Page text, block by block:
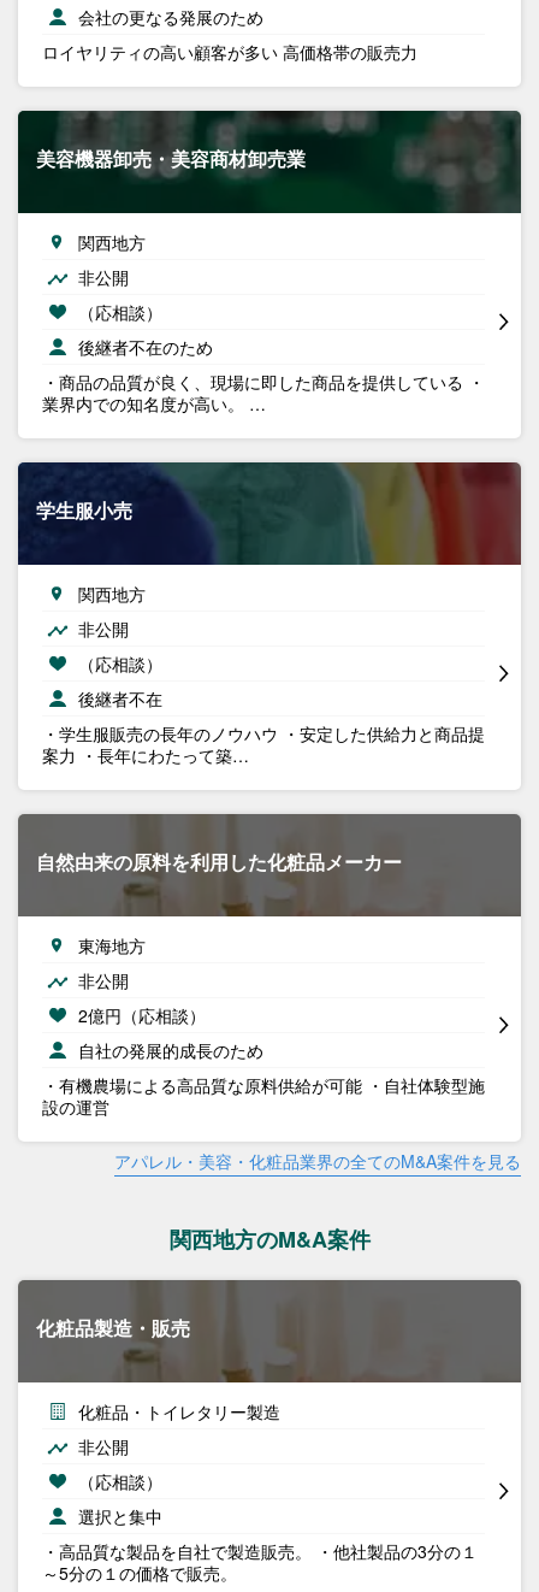
会社の更なる発展のため
ロイヤリティの高い顧客が多い 高価格帯の販売力
美容機器卸売・美容商材卸売業
関西地方
非公開
（応相談）
後継者不在のため
・商品の品質が良く、現場に即した商品を提供している ・
業界内での知名度が高い。 …
学生服小売
関西地方
非公開
（応相談）
後継者不在
・学生服販売の長年のノウハウ ・安定した供給力と商品提
案力 ・長年にわたって築…
自然由来の原料を利用した化粧品メーカー
東海地方
非公開
2億円（応相談）
自社の発展的成長のため
・有機農場による高品質な原料供給が可能 ・自社体験型施
設の運営
アパレル・美容・化粧品業界の全てのM&A案件を見る
関西地方のM&A案件
化粧品製造・販売
化粧品・トイレタリー製造
非公開
（応相談）
選択と集中
・高品質な製品を自社で製造販売。 ・他社製品の3分の１
～5分の１の価格で販売。